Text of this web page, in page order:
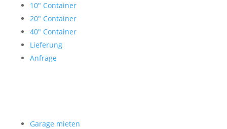
10″ Container
20″ Container
40″ Container
Lieferung
Anfrage
Garage mieten